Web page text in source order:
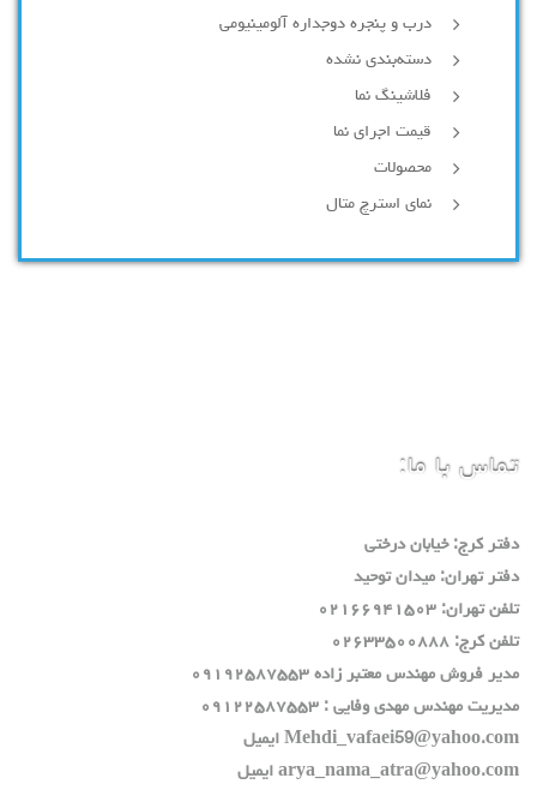
درب و پنجره دوجداره آلومینیومی
دسته‌بندی نشده
فلاشینگ نما
قیمت اجرای نما
محصولات
نمای استرچ متال
تماس با ما:
دفتر كرج: خيابان درختي
دفتر تهران: ميدان توحيد
تلفن تهران: ٠٢١٦٦٩٤١٥٠٣
تلفن كرج: ٠٢٦٣٣٥٠٠٨٨٨
مدير فروش مهندس معتبر زاده ٠٩١٩٢٥٨٧٥٥٣
مديريت مهندس مهدي وفايي : ٠٩١٢٢٥٨٧٥٥٣
Mehdi_vafaei59@yahoo.com ايميل
arya_nama_atra@yahoo.com ايميل